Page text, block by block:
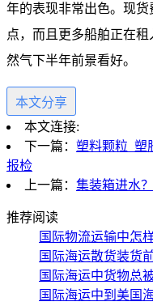
年的表现非常出色。现
点，而且更多船舶正在
然气下半年前景看好。
本文分享
本文连接:
下一篇： 塑料颗粒_塑
报检
上一篇： 集装箱进水
推荐阅读
国际物流运输中怎
国际海运散货装货
国际海运中货物总
国际海运中到美国